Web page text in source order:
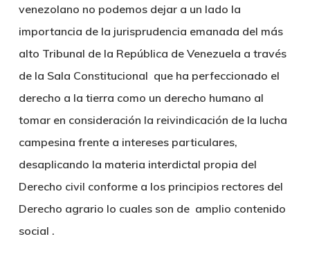
venezolano no podemos dejar a un lado la
importancia de la jurisprudencia emanada del más
alto Tribunal de la República de Venezuela a través
de la Sala Constitucional que ha perfeccionado el
derecho a la tierra como un derecho humano al
tomar en consideración la reivindicación de la lucha
campesina frente a intereses particulares,
desaplicando la materia interdictal propia del
Derecho civil conforme a los principios rectores del
Derecho agrario lo cuales son de amplio contenido
social .